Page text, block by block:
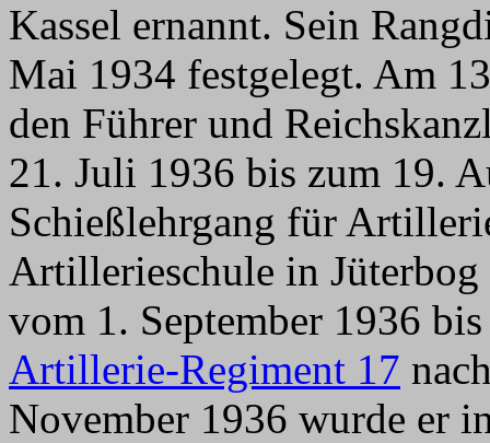
Kassel ernannt. Sein
Mai 1934 festgelegt. Am
den Führer und
21. Juli 1936 bis zum 19.
Schießlehrgang für
Artillerieschule in
vom 1. September 1936
Artillerie-Regiment 17
November 1936 wurde er